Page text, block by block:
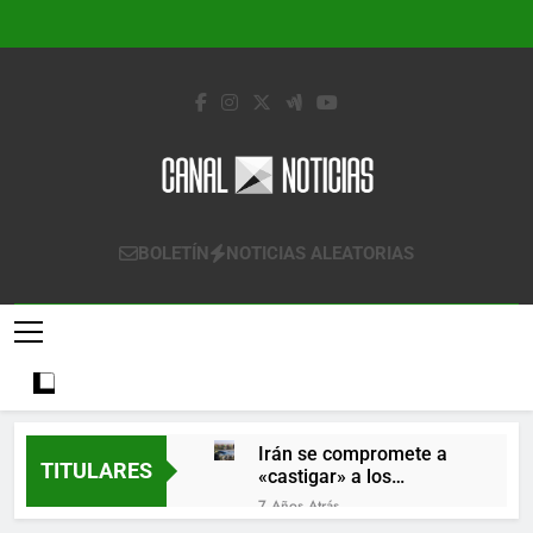
Canal Noticias
Canal Noticias
BOLETÍN NOTICIAS ALEATORIAS
TITULARES
Irán se compromete a
«castigar» a los
responsables de
derribar un avión
7 Años Atrás